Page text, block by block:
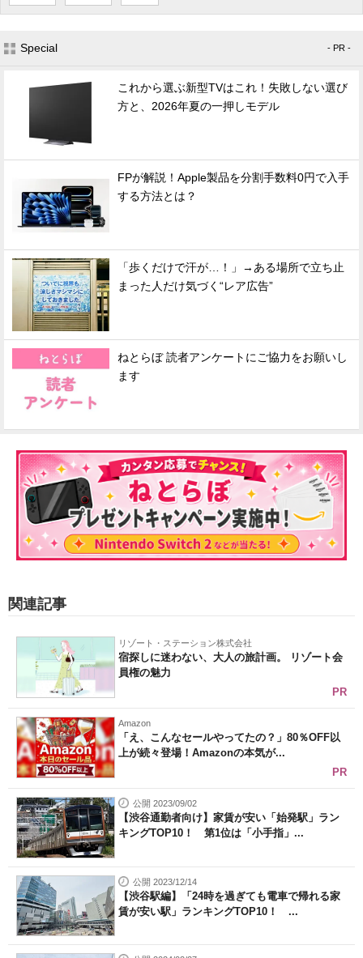
Special - PR -
これから選ぶ新型TVはこれ！失敗しない選び
方と、2026年夏の一押しモデル
FPが解説！Apple製品を分割手数料0円で入手
する方法とは？
「歩くだけで汗が…！」→ある場所で立ち止
まった人だけ気づく“レア広告”
ねとらぼ 読者アンケートにご協力をお願いし
ます
関連記事
リゾート・ステーション株式会社
宿探しに迷わない、大人の旅計画。 リゾート会
員権の魅力
PR
Amazon
「え、こんなセールやってたの？」80％OFF以
上が続々登場！Amazonの本気が...
PR
公開 2023/09/02
【渋谷通勤者向け】家賃が安い「始発駅」ラン
キングTOP10！ 第1位は「小手指」...
公開 2023/12/14
【渋谷駅編】「24時を過ぎても電車で帰れる家
賃が安い駅」ランキングTOP10！ ...